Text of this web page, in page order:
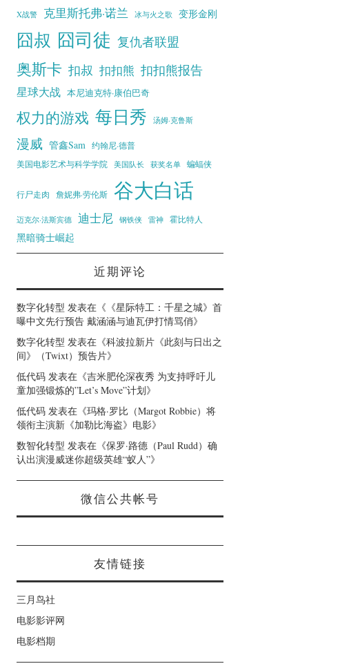
X战警 克里斯托弗·诺兰 冰与火之歌 变形金刚
囧叔 囧司徒 复仇者联盟
奥斯卡 扣叔 扣扣熊 扣扣熊报告
星球大战 本尼迪克特·康伯巴奇
权力的游戏 每日秀 汤姆·克鲁斯
漫威 管鑫Sam 约翰尼·德普
美国电影艺术与科学学院 美国队长 获奖名单 蝙蝠侠
行尸走肉 詹妮弗·劳伦斯 谷大白话
迈克尔·法斯宾德 迪士尼 钢铁侠 雷神 霍比特人
黑暗骑士崛起
近期评论
数字化转型 发表在《 《星际特工：千星之城》首
曝中文先行预告 戴涵涵与迪瓦伊打情骂俏》
数字化转型 发表在《科波拉新片《此刻与日出之
间》（Twixt）预告片》
低代码 发表在《吉米肥伦深夜秀 为支持呼吁儿
童加强锻炼的”Let’s Move”计划》
低代码 发表在《玛格·罗比（Margot Robbie）将
领衔主演新《加勒比海盗》电影》
数智化转型 发表在《保罗·路德（Paul Rudd）确
认出演漫威迷你超级英雄“蚁人”》
微信公共帐号
友情链接
三月鸟社
电影影评网
电影档期